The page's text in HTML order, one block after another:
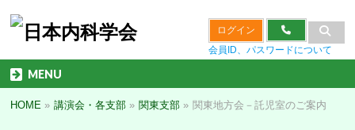
ログイン
会員ID、パスワードについて
MENU
HOME » 講演会・各支部 » 関東支部 » 関東地方会－託児室のご案内